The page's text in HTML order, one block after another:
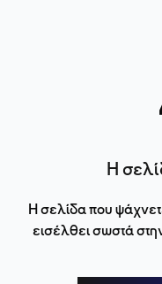
Η
Η σελίδα που
εισέλθει σωστά